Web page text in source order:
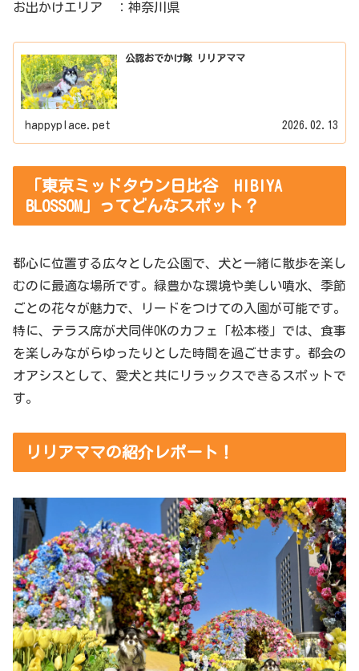
お出かけエリア ：神奈川県
公認おでかけ隊 リリアママ
happyplace.pet 2026.02.13
「東京ミッドタウン日比谷 HIBIYA
BLOSSOM」ってどんなスポット？
都心に位置する広々とした公園で、犬と一緒に散歩を楽し
むのに最適な場所です。緑豊かな環境や美しい噴水、季節
ごとの花々が魅力で、リードをつけての入園が可能です。
特に、テラス席が犬同伴OKのカフェ「松本楼」では、食事
を楽しみながらゆったりとした時間を過ごせます。都会の
オアシスとして、愛犬と共にリラックスできるスポットで
す。
リリアママの紹介レポート！